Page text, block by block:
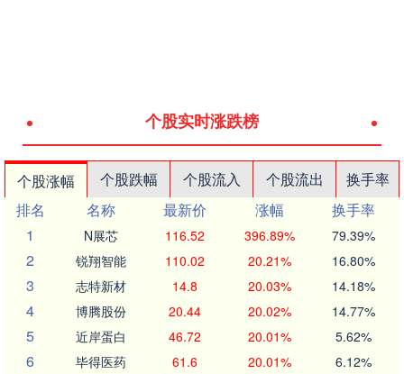
个股实时涨跌榜
个股涨幅 个股跌幅 个股流入 个股流出
换手率
排名
名称 最新价 涨幅
换手率
1
N展芯 116.52 396.89% 79.39%
2 锐翔智能 110.02 20.21% 16.80%
3 志特新材 14.8 20.03% 14.18%
4 博腾股份 20.44 20.02% 14.77%
5 近岸蛋白 46.72 20.01% 5.62%
6 毕得医药 61.6 20.01% 6.12%